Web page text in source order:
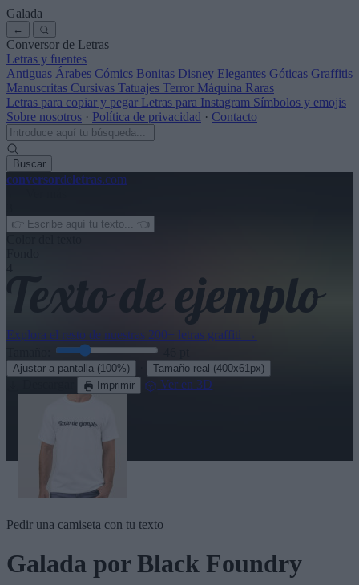
Galada
←
Conversor de Letras
Letras y fuentes
Antiguas Árabes Cómics Bonitas Disney Elegantes Góticas Graffitis
Manuscritas Cursivas Tatuajes Terror Máquina Raras
Letras para copiar y pegar Letras para Instagram Símbolos y emojis
Sobre nosotros · Política de privacidad · Contacto
Buscar
conversordeletras.com
Explora el resto de nuestras 200+ letras graffiti →
Ajustar a pantalla (100%) Tamaño real (400x61px)
Imprimir Ver en 3D
Pedir una camiseta con tu texto
Galada por Black Foundry